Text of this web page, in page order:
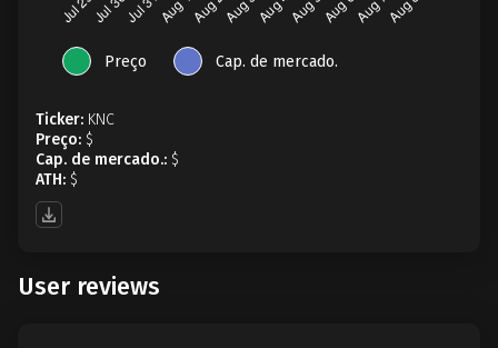
Preço Cap. de mercado.
Ticker: KNC
Preço: $
Cap. de mercado.: $
ATH: $
User reviews